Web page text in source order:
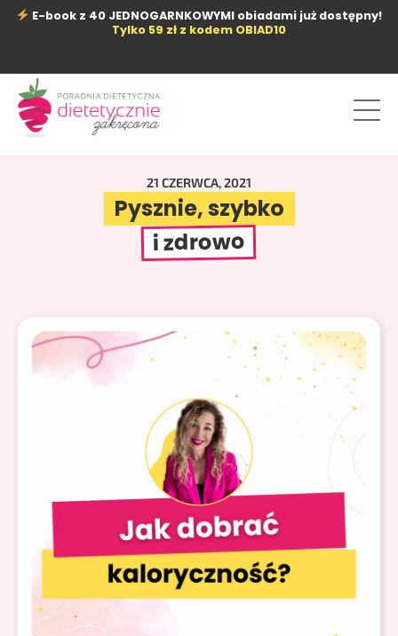
PrzejdźE-book z 40 JEDNOGARNKOWYMI obiadami już dostępny!
Tylko 59 zł z kodem OBIAD10
21 CZERWCA, 2021
Pysznie, szybko
i zdrowo